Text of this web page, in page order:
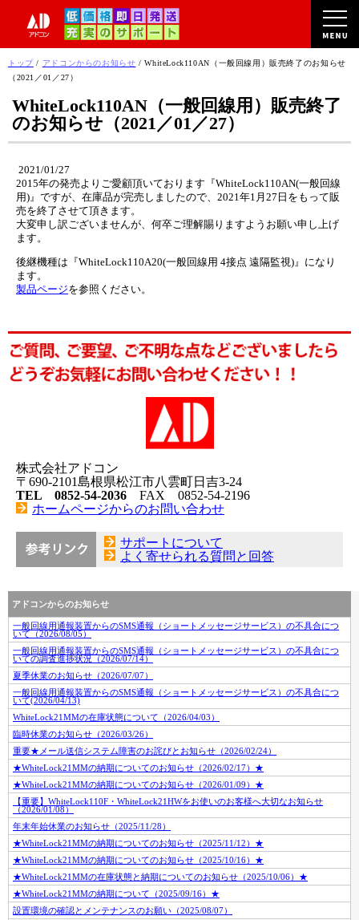
このページの本文へ
現
在
位
置：
トップ/ アドコンからのお知らせ /WhiteLock110AN（一般回線用）販売終了のお知らせ
（2021／01／27）
WhiteLock110AN（一般回線用）販売終了
のお知らせ（2021／01／27）
2021/01/27
2015年の発売よりご愛顧頂いております『WhiteLock110AN(一般回線
用)』ですが、在庫品が完売しましたので、2021年1月27日をもって販
売を終了させて頂きます。
大変申し訳ございませんが、何卒ご理解賜りますようお願い申し上げ
ます。
後継機種は『WhiteLock110A20(一般回線用 4接点 遠隔監視)』になり
ます。
製品ページを参照ください。
株式会社アドコン
〒690-2101島根県松江市八雲町日吉3-24
TEL 0852-54-2036 FAX 0852-54-2196
ホームページからのお問い合わせ
サポートについて
よく寄せられる質問と回答
アドコンからのお知らせ
一般回線用通報装置からのSMS通報（ショートメッセージサービス）の不具合につ
いて（2026/08/05）
一般回線用通報装置からのSMS通報（ショートメッセージサービス）の不具合につ
いての調査進捗状況（2026/07/14）
夏季休業のお知らせ（2026/07/07）
一般回線用通報装置からのSMS通報（ショートメッセージサービス）の不具合につ
いて(2026/04/13)
WhiteLock21MMの在庫状態について（2026/04/03）
臨時休業のお知らせ（2026/03/26）
重要★メール送信システム障害のお詫びとお知らせ（2026/02/24）
★WhiteLock21MMの納期についてのお知らせ（2026/02/17）★
★WhiteLock21MMの納期についてのお知らせ（2026/01/09）★
【重要】WhiteLock110F・WhiteLock21HWをお使いのお客様へ大切なお知らせ
（2026/01/08）
年末年始休業のお知らせ（2025/11/28）
★WhiteLock21MMの納期についてのお知らせ（2025/11/12）★
★WhiteLock21MMの納期についてのお知らせ（2025/10/16）★
★WhiteLock21MMの在庫状態と納期についてのお知らせ（2025/10/06）★
★WhiteLock21MMの納期について（2025/09/16）★
設置環境の確認とメンテナンスのお願い（2025/08/07）